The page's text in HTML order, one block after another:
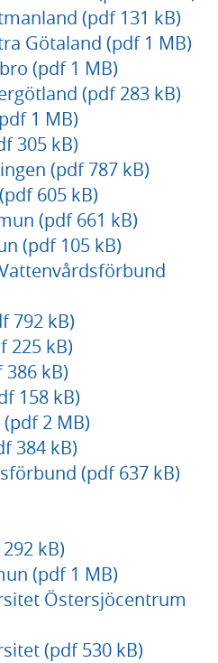
(pdf 131 kB)
Götaland (pdf 1 MB)
(pdf 1 MB)
(pdf 283 kB)
1 MB)
305 kB)
(pdf 787 kB)
605 kB)
(pdf 661 kB)
(pdf 105 kB)
792 kB)
225 kB)
kB)
158 kB)
2 MB)
384 kB)
(pdf 637 kB)
kB)
(pdf 1 MB)
Östersjöcentrum
(pdf 530 kB)